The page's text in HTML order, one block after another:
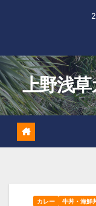
上野浅
カレー 牛丼・海鮮